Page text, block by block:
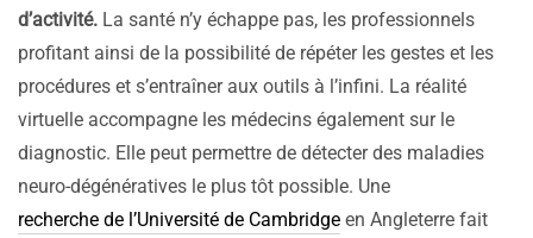
d’activité. La santé n’y échappe pas, les professionnels
profitant ainsi de la possibilité de répéter les gestes et les
procédures et s’entraîner aux outils à l’infini. La réalité
virtuelle accompagne les médecins également sur le
diagnostic. Elle peut permettre de détecter des maladies
neuro-dégénératives le plus tôt possible. Une
recherche de l’Université de Cambridge en Angleterre fait